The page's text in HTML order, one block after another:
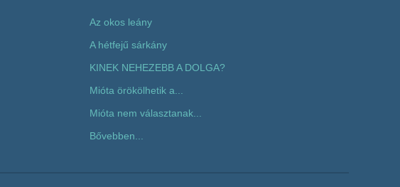
Az okos leány
A hétfejű sárkány
KINEK NEHEZEBB A DOLGA?
Mióta örökölhetik a...
Mióta nem választanak...
Bővebben...